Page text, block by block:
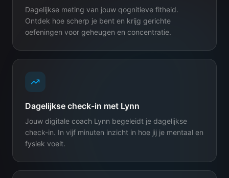
Dagelijkse meting van jouw qognitieve fitheid.
Ontdek hoe scherp je bent en krijg gerichte
oefeningen voor geheugen en concentratie.
Dagelijkse check-in met Lynn
Jouw digitale coach Lynn begeleidt je dagelijkse
check-in. In vijf minuten inzicht in hoe jij je mentaal en
fysiek voelt.